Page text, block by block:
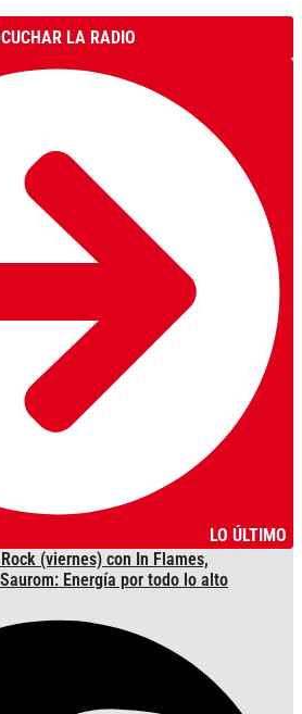
LA RADIO
LO ÚLTIMO
(viernes) con In Flames,
Energía por todo lo alto